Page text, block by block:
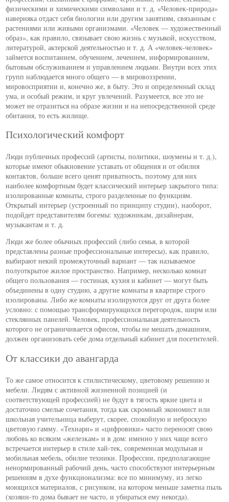
физическими и химическими символами и т. д. «Человек-природа»
наверняка отдаст себя биологии или другим занятиям, связанным с
растениями или живыми организмами. «Человек — художественный
образ», как правило, связывает свою жизнь с музыкой, искусством,
литературой, актерской деятельностью и т. д. А «человек-человек»
займется воспитанием, обучением, лечением, информированием,
бытовым обслуживанием и управлением людьми. Внутри всех этих
групп наблюдается много общего — в мировоззрении,
мировосприятии и, конечно же, в быту. Это и определенный склад
ума, и особый режим, и круг увлечений. Разумеется, все это не
может не отразиться на образе жизни и на непосредственной среде
обитания, то есть жилище.
Психологический комфорт
Люди публичных профессий (артисты, политики, шоумены и т. д.),
которые имеют обыкновение уставать от общения и от обилия
контактов, больше всего ценят приватность, поэтому для них
наиболее комфортным будет классический интерьер закрытого типа:
изолированные комнаты, строго разделенные по функциям.
Открытый интерьер (устроенный по принципу студии), наоборот,
подойдет представителям богемы: художникам, дизайнерам,
музыкантам и т. д.
Люди же более обычных профессий (либо семья, в которой
представлены разные профессиональные интересы), как правило,
выбирают некий промежуточный вариант — так называемое
полуоткрытое жилое пространство. Например, несколько комнат
общего пользования — гостиная, кухня и кабинет — могут быть
объединены в одну студию, а другие комнаты в квартире строго
изолированы. Либо же комнаты изолируются друг от друга более
условно: с помощью трансформирующихся перегородок, ширм или
стеклянных панелей. Человек, профессиональная деятельность
которого не ограничивается офисом, чтобы не мешать домашним,
должен организовать себе дома отдельный кабинет для посетителей.
От классики до авангарда
То же самое относится к стилистическому, цветовому решению и
мебели. Людям с активной жизненной позицией (и
соответствующей профессией) не будут в тягость яркие цвета и
достаточно смелые сочетания, тогда как скромный экономист или
школьная учительница выберут, скорее, спокойную и неброскую
цветовую гамму. «Технари» и «цифровики» часто переносят свою
любовь ко всяким «железкам» и в дом: именно у них чаще всего
встречается интерьер в стиле хай-тек, современная модульная и
мобильная мебель, обилие техники. Профессии, предполагающие
ненормированный рабочий день, часто способствуют интерьерным
решениям в духе функционализма: все по минимуму, из легко
моющихся материалов, с рисунком, на котором меньше заметна пыль
(хозяин-то дома бывает не часто, и убираться ему некогда).